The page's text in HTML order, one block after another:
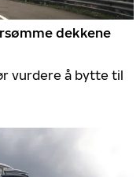
dekkene
vurdere å bytte til